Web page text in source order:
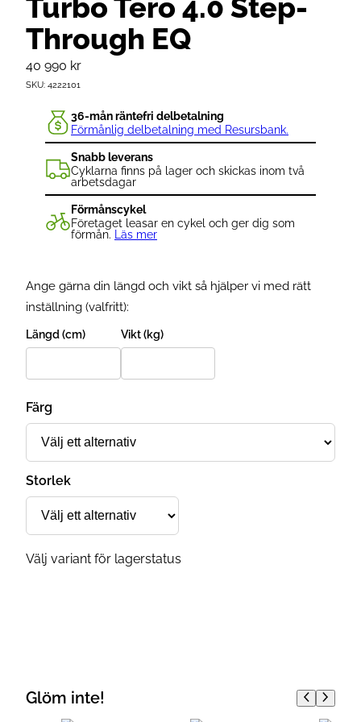
Turbo Tero 4.0 Step-
Through EQ
40 990 kr
SKU: 4222101
36-mån räntefri delbetalning
Förmånlig delbetalning med Resursbank.
Snabb leverans
Cyklarna finns på lager och skickas inom två
arbetsdagar
Förmånscykel
Företaget leasar en cykel och ger dig som
förmån. Läs mer
Ange gärna din längd och vikt så hjälper vi med rätt
inställning (valfritt):
Längd (cm) Vikt (kg)
Färg
Storlek
Välj variant för lagerstatus
Glöm inte!